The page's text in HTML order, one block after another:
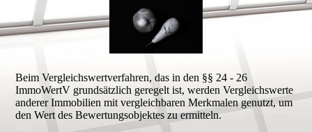
Beim Vergleichswertverfahren, das in den §§ 24 - 26
ImmoWertV grundsätzlich geregelt ist, werden Vergleichswerte
anderer Immobilien mit vergleichbaren Merkmalen genutzt, um
den Wert des Bewertungsobjektes zu ermitteln.